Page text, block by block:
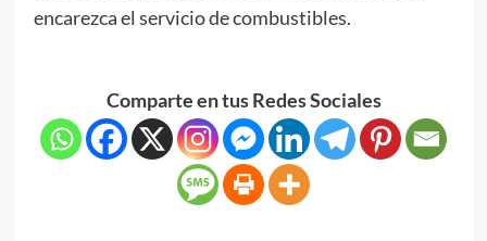
encarezca el servicio de combustibles.
Comparte en tus Redes Sociales